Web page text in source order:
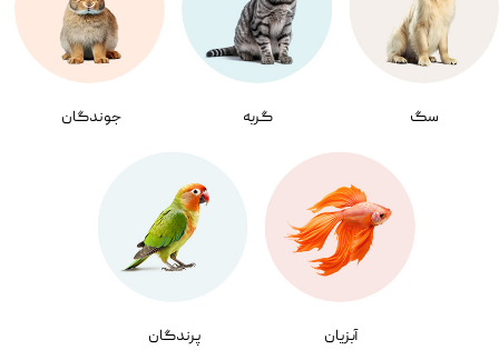
سگ گربه جوندگان
آبزیان پرندگان